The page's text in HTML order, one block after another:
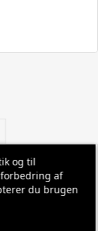
rustfrit stål,
og til
af
du brugen